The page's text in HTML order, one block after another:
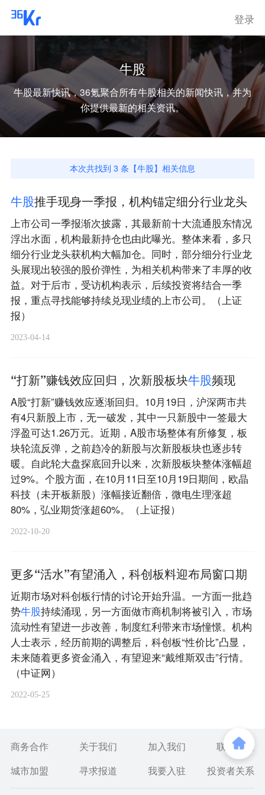
登录
牛股
牛股最新快讯，36氪聚合所有牛股相关的新闻快讯，并为
你提供最新的相关资讯。
本次共找到 3 条【牛股】相关信息
牛股推手现身一季报，机构锚定细分行业龙头
上市公司一季报渐次披露，其最新前十大流通股东情况
浮出水面，机构最新持仓也由此曝光。整体来看，多只
细分行业龙头获机构大幅加仓。同时，部分细分行业龙
头展现出较强的股价弹性，为相关机构带来了丰厚的收
益。对于后市，受访机构表示，后续投资将结合一季
报，重点寻找能够持续兑现业绩的上市公司。（上证
报）
2023-04-14
“打新”赚钱效应回归，次新股板块牛股频现
A股“打新”赚钱效应逐渐回归。10月19日，沪深两市共
有4只新股上市，无一破发，其中一只新股中一签最大
浮盈可达1.26万元。近期，A股市场整体有所修复，板
块轮流反弹，之前趋冷的新股与次新股板块也逐步转
暖。自此轮大盘探底回升以来，次新股板块整体涨幅超
过9%。个股方面，在10月11日至10月19日期间，欧晶
科技（未开板新股）涨幅接近翻倍，微电生理涨超
80%，弘业期货涨超60%。（上证报）
2022-10-20
更多“活水”有望涌入，科创板料迎布局窗口期
近期市场对科创板行情的讨论开始升温。一方面一批趋
势牛股持续涌现，另一方面做市商机制将被引入，市场
流动性有望进一步改善，制度红利带来市场憧憬。机构
人士表示，经历前期的调整后，科创板“性价比”凸显，
未来随着更多资金涌入，有望迎来“戴维斯双击”行情。
（中证网）
2022-05-25
商务合作 关于我们 加入我们
联系我们
城市加盟
寻求报道 我要入驻 投资者关系